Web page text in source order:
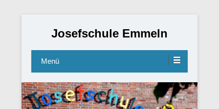
Josefschule Emmeln
Menü